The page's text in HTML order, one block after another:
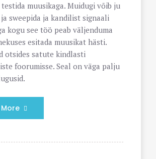
muusikaga. Muidugi võib ju
sweepida ja kandilist signaali
kogu see töö peab väljenduma
esitada muusikat hästi.
otsides satute kindlasti
foorumisse. Seal on väga palju